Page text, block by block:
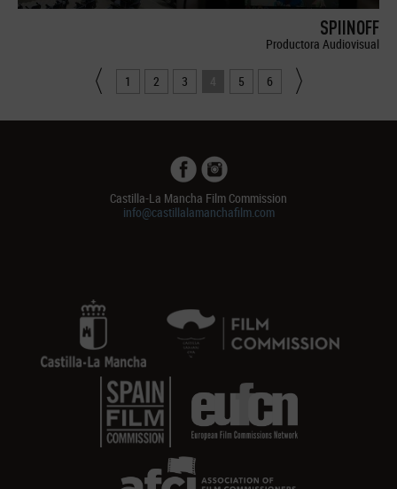
SPIINOFF
Productora Audiovisual
1 2 3 4 5 6
Castilla-La Mancha Film Commission
info@castillalamanchafilm.com